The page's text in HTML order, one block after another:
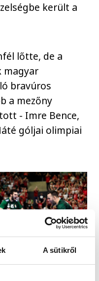
A sütikről
került a
lőtte, de a
magyar
bravúros
a mezőny
- Imre Bence,
góljai olimpiai